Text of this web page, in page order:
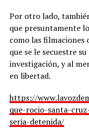
Por otro lado,
que presuntamente
como las filmaciones
que se le secuestre
investigación, y al
en libertad.
https://
que-rocio-santa-
seria-detenida/